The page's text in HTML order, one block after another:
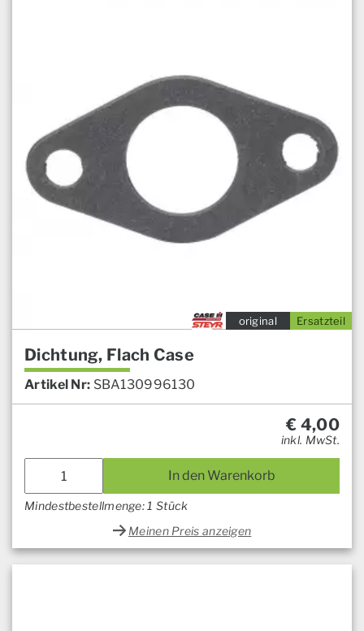
Ersatzteil
original
Dichtung, Flach Case
Artikel Nr: SBA130996130
€ 4,00
inkl. MwSt.
In den Warenkorb
Mindestbestellmenge: 1 Stück
Meinen Preis anzeigen